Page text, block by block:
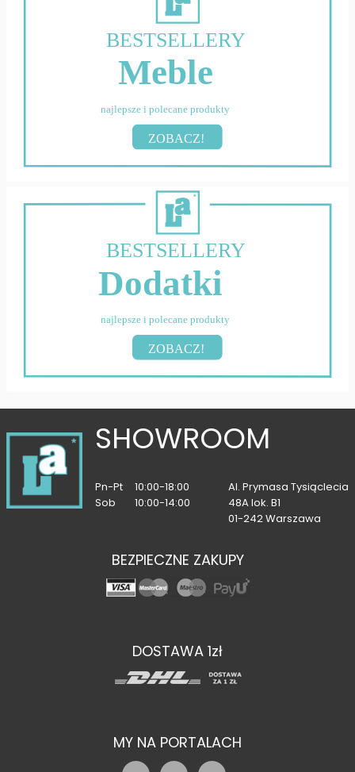
BESTSELLERY
Meble
najlepsze i polecane produkty
ZOBACZ!
BESTSELLERY
Dodatki
najlepsze i polecane produkty
ZOBACZ!
SHOWROOM
Pn-Pt
10:00-18:00
Sob
10:00-14:00
Al. Prymasa Tysiąclecia
48A lok. B1
01-242 Warszawa
BEZPIECZNE ZAKUPY
DOSTAWA 1zł
MY NA PORTALACH